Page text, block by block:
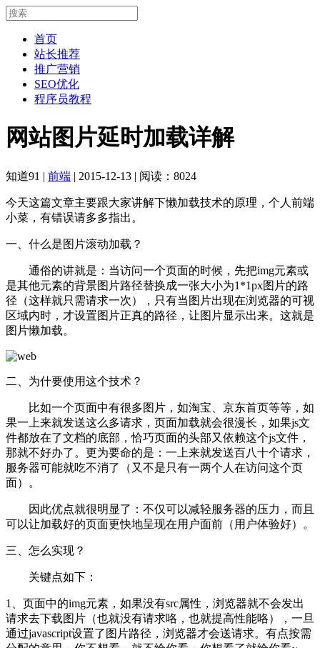
首页
站长推荐
推广营销
SEO优化
程序员教程
网站图片延时加载详解
知道91 | 前端 | 2015-12-13 | 阅读：8024
今天这篇文章主要跟大家讲解下懒加载技术的原理，个人前端
小菜，有错误请多多指出。
一、什么是图片滚动加载？
通俗的讲就是：当访问一个页面的时候，先把img元素或
是其他元素的背景图片路径替换成一张大小为1*1px图片的路
径（这样就只需请求一次），只有当图片出现在浏览器的可视
区域内时，才设置图片正真的路径，让图片显示出来。这就是
图片懒加载。
二、为什要使用这个技术？
比如一个页面中有很多图片，如淘宝、京东首页等等，如
果一上来就发送这么多请求，页面加载就会很漫长，如果js文
件都放在了文档的底部，恰巧页面的头部又依赖这个js文件，
那就不好办了。更为要命的是：一上来就发送百八十个请求，
服务器可能就吃不消了（又不是只有一两个人在访问这个页
面）。
因此优点就很明显了：不仅可以减轻服务器的压力，而且
可以让加载好的页面更快地呈现在用户面前（用户体验好）。
三、怎么实现？
关键点如下：
1、页面中的img元素，如果没有src属性，浏览器就不会发出
请求去下载图片（也就没有请求咯，也就提高性能咯），一旦
通过javascript设置了图片路径，浏览器才会送请求。有点按需